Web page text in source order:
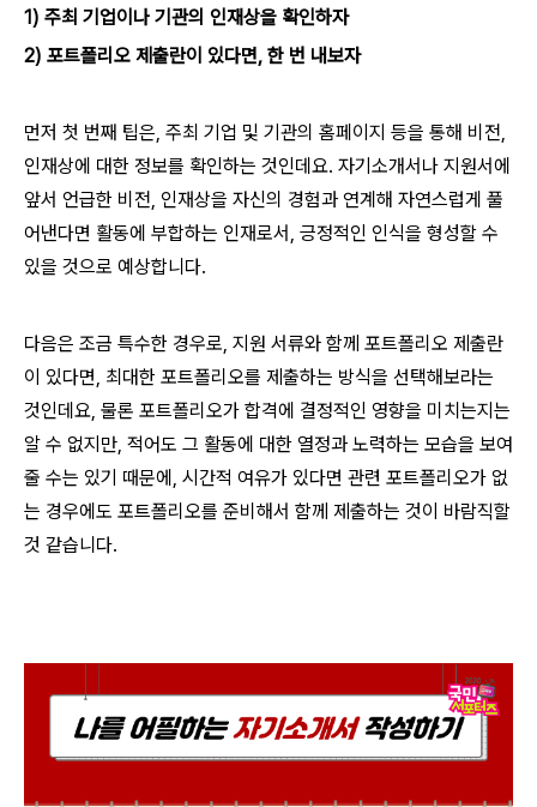
1) 주최 기업이나 기관의 인재상을 확인하자
2) 포트폴리오 제출란이 있다면, 한 번 내보자
먼저 첫 번째 팁은, 주최 기업 및 기관의 홈페이지 등을 통해 비전,
인재상에 대한 정보를 확인하는 것인데요. 자기소개서나 지원서에
앞서 언급한 비전, 인재상을 자신의 경험과 연계해 자연스럽게 풀
어낸다면 활동에 부합하는 인재로서, 긍정적인 인식을 형성할 수
있을 것으로 예상합니다.
다음은 조금 특수한 경우로, 지원 서류와 함께 포트폴리오 제출란
이 있다면, 최대한 포트폴리오를 제출하는 방식을 선택해보라는
것인데요, 물론 포트폴리오가 합격에 결정적인 영향을 미치는지는
알 수 없지만, 적어도 그 활동에 대한 열정과 노력하는 모습을 보여
줄 수는 있기 때문에, 시간적 여유가 있다면 관련 포트폴리오가 없
는 경우에도 포트폴리오를 준비해서 함께 제출하는 것이 바람직할
것 같습니다.